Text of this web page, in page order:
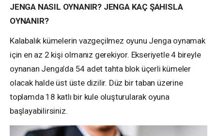
JENGA NASIL OYNANIR? JENGA KAÇ ŞAHISLA
OYNANIR?
Kalabalık kümelerin vazgeçilmez oyunu Jenga oynamak
için en az 2 kişi olmanız gerekiyor. Ekseriyetle 4 bireyle
oynanan Jenga’da 54 adet tahta blok üçerli kümeler
olacak halde üst üste dizilir. Düz bir taban üzerine
toplamda 18 katlı bir kule oluşturularak oyuna
başlayabilirsiniz.